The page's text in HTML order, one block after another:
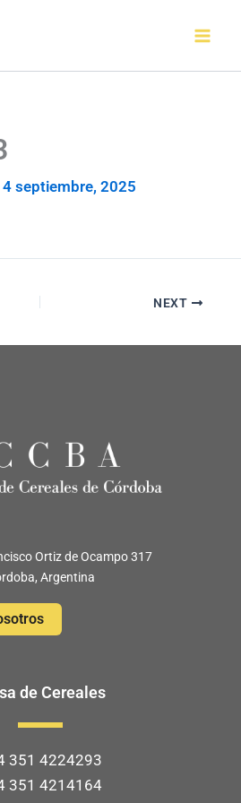
4 septiembre, 2025
NEXT
Ortiz de Ocampo 317
Argentina
de Cereales
351 4224293
351 4214164